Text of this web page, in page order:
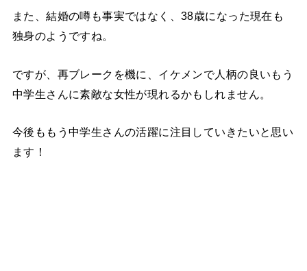
また、結婚の噂も事実ではなく、38歳になった現在も
独身のようですね。
ですが、再ブレークを機に、イケメンで人柄の良いもう
中学生さんに素敵な女性が現れるかもしれません。
今後ももう中学生さんの活躍に注目していきたいと思い
ます！